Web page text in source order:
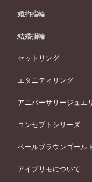
婚約指輪
婚約指輪 (エンゲージリ
婚約指輪一覧
ピンクゴールド
ペールブラウンゴー
ウェーブライン
V字ライン
ワンサイドメレ
ダブルサイドメレ
シンプル
フェミニン
50万円台～
結婚指輪
結婚指輪 (マリッジリン
結婚指輪一覧
ピンクゴールド
ペールブラウンゴー
ウェーブライン
V字ライン
ワンメレ
シンプル
セットリング
セットリング
セットリング一覧
ピンクゴールド
エタニティリング
エタニティリング
エタニティリング一覧
アニバーサリージュエ
アニバーサリージュエリ
アニバーサリージュ
コンセプトシリーズ
コンセプトシリーズ
オリジンビリーフ
ペールブラウンゴール
アイプリモについて